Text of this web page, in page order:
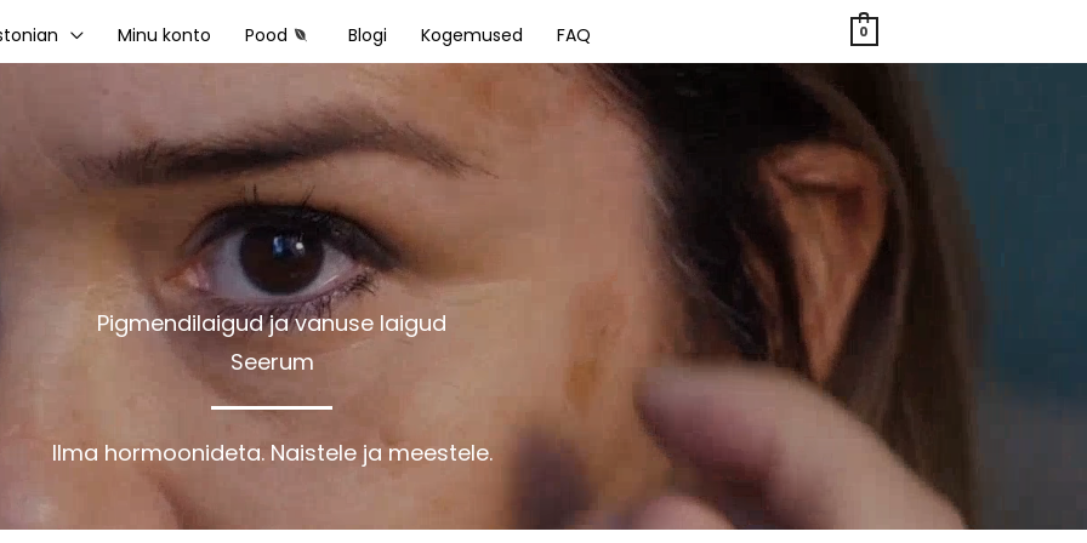
Minu konto Pood Blogi Kogemused FAQ 0
Pigmendilaigud ja vanuse laigud
Seerum
Ilma hormoonideta. Naistele ja meestele.